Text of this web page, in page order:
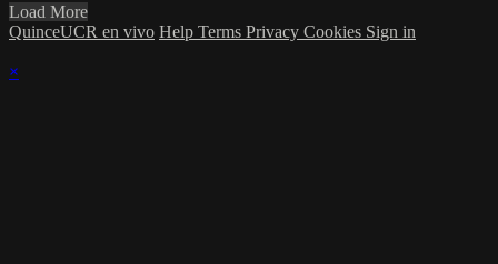
Load More
QuinceUCR en vivo Help Terms Privacy Cookies Sign in
×